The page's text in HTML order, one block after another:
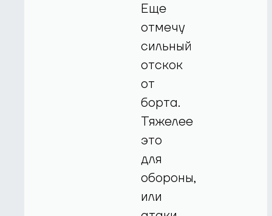
Еще
отмечу
сильный
отскок
от
борта.
Тяжелее
это
для
обороны,
или